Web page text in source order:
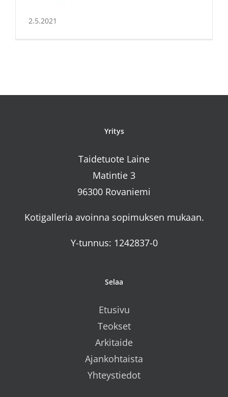
2.5.2021
Yritys
Taidetuote Laine
Matintie 3
96300 Rovaniemi
Kotigalleria avoinna sopimuksen mukaan.
Y-tunnus: 1242837-0
Selaa
Etusivu
Teokset
Arkitaide
Ajankohtaista
Yhteystiedot